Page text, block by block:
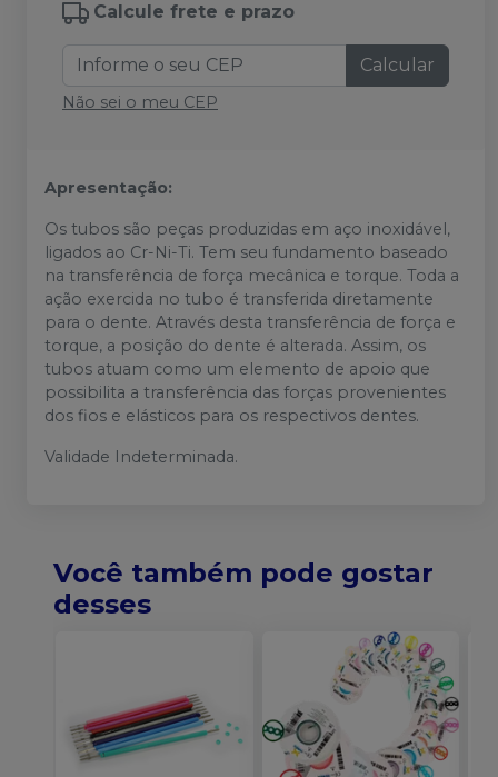
Calcule frete e prazo
Calcular
Não sei o meu CEP
Apresentação:
Os tubos são peças produzidas em aço inoxidável,
ligados ao Cr-Ni-Ti. Tem seu fundamento baseado
na transferência de força mecânica e torque. Toda a
ação exercida no tubo é transferida diretamente
para o dente. Através desta transferência de força e
torque, a posição do dente é alterada. Assim, os
tubos atuam como um elemento de apoio que
possibilita a transferência das forças provenientes
dos fios e elásticos para os respectivos dentes.
Validade Indeterminada.
Você também pode gostar
desses